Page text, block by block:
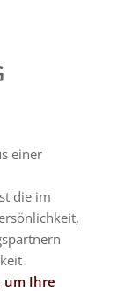
einer
die im
um Ihre